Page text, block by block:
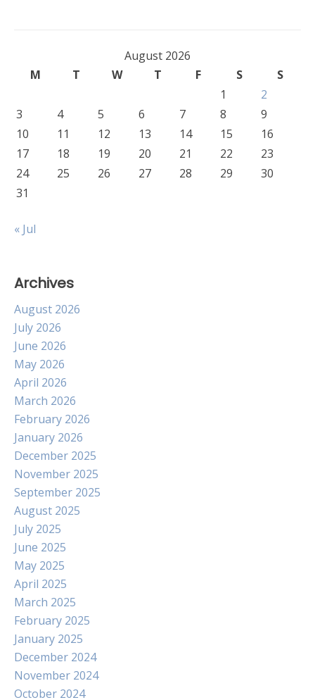
August 2026
M
T W T F S
S
1
2
3
4 5 6 7 8
9
10
11 12 13 14 15
16
17
18 19 20 21 22
23
24
25 26 27 28 29
30
31
« Jul
Archives
August 2026
July 2026
June 2026
May 2026
April 2026
March 2026
February 2026
January 2026
December 2025
November 2025
September 2025
August 2025
July 2025
June 2025
May 2025
April 2025
March 2025
February 2025
January 2025
December 2024
November 2024
October 2024